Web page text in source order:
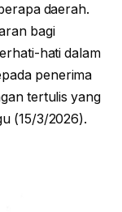
daerah.
bagi
hati dalam
penerima
tertulis yang
(15/3/2026).